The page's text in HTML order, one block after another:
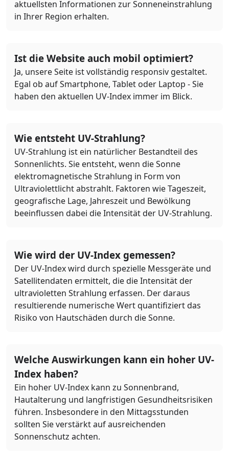
aktuellsten Informationen zur Sonneneinstrahlung
in Ihrer Region erhalten.
Ist die Website auch mobil optimiert?
Ja, unsere Seite ist vollständig responsiv gestaltet.
Egal ob auf Smartphone, Tablet oder Laptop - Sie
haben den aktuellen UV-Index immer im Blick.
Wie entsteht UV-Strahlung?
UV-Strahlung ist ein natürlicher Bestandteil des
Sonnenlichts. Sie entsteht, wenn die Sonne
elektromagnetische Strahlung in Form von
Ultraviolettlicht abstrahlt. Faktoren wie Tageszeit,
geografische Lage, Jahreszeit und Bewölkung
beeinflussen dabei die Intensität der UV-Strahlung.
Wie wird der UV-Index gemessen?
Der UV-Index wird durch spezielle Messgeräte und
Satellitendaten ermittelt, die die Intensität der
ultravioletten Strahlung erfassen. Der daraus
resultierende numerische Wert quantifiziert das
Risiko von Hautschäden durch die Sonne.
Welche Auswirkungen kann ein hoher UV-
Index haben?
Ein hoher UV-Index kann zu Sonnenbrand,
Hautalterung und langfristigen Gesundheitsrisiken
führen. Insbesondere in den Mittagsstunden
sollten Sie verstärkt auf ausreichenden
Sonnenschutz achten.